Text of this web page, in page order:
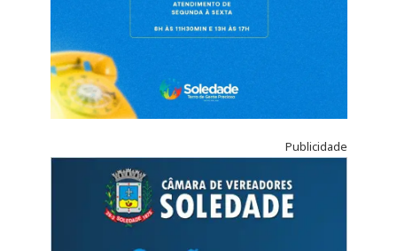
Publicidade